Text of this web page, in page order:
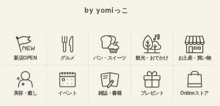
by yomiっこ
新店OPEN グルメ パン・スイーツ 観光・おでかけ お土産・買い物
美容・癒し イベント 雑誌・書籍 プレゼント Onlineストア